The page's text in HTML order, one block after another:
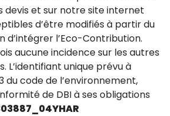
devis et sur notre site internet
d’être modifiés à partir du
d’intégrer l’Eco-Contribution.
aucune incidence sur les autres
L’identifiant unique prévu à
du code de l’environnement,
de DBI à ses obligations